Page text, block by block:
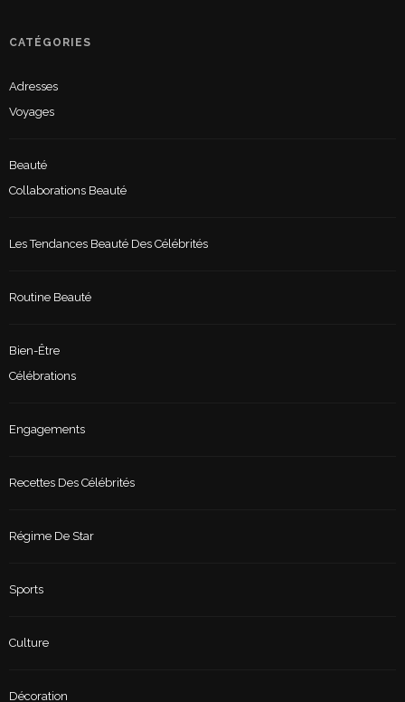
CATÉGORIES
Adresses
Voyages
Beauté
Collaborations Beauté
Les Tendances Beauté Des Célébrités
Routine Beauté
Bien-Être
Célébrations
Engagements
Recettes Des Célébrités
Régime De Star
Sports
Culture
Décoration